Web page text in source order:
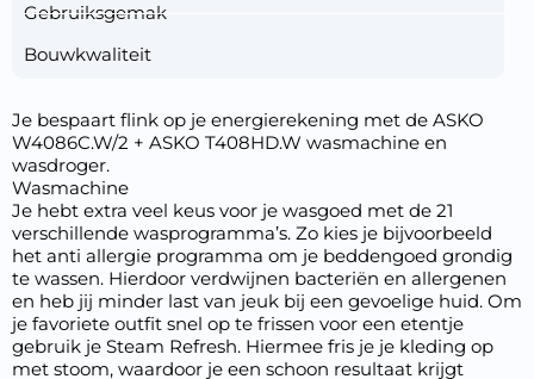
Gebruiksgemak
Bouwkwaliteit
Je bespaart flink op je energierekening met de ASKO
W4086C.W/2 + ASKO T408HD.W wasmachine en
wasdroger.
Wasmachine
Je hebt extra veel keus voor je wasgoed met de 21
verschillende wasprogramma’s. Zo kies je bijvoorbeeld
het anti allergie programma om je beddengoed grondig
te wassen. Hierdoor verdwijnen bacteriën en allergenen
en heb jij minder last van jeuk bij een gevoelige huid. Om
je favoriete outfit snel op te frissen voor een etentje
gebruik je Steam Refresh. Hiermee fris je je kleding op
met stoom, waardoor je een schoon resultaat krijgt